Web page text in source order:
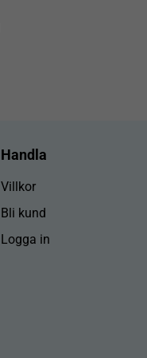
Handla
Villkor
Bli kund
Logga in